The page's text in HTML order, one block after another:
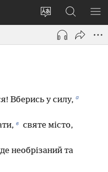
Змінити
мову
сайту
Увійти
(відкривається
новому
Пошук
на
сайті
Вберись у силу, а
в святе місто,
необрізаний та